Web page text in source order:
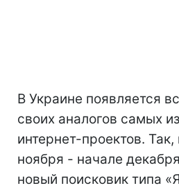
В Украине появляется
своих аналогов самых
интернет-проектов. Так,
ноября - начале
новый поисковик типа